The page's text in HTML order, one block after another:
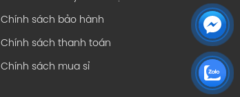
Chính sách bảo hành
Chính sách thanh toán
Chính sách mua sỉ